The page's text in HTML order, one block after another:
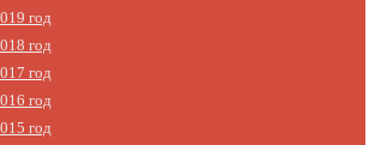
год
год
год
год
год